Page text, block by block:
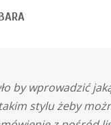
by wprowadzić
stylu żeby